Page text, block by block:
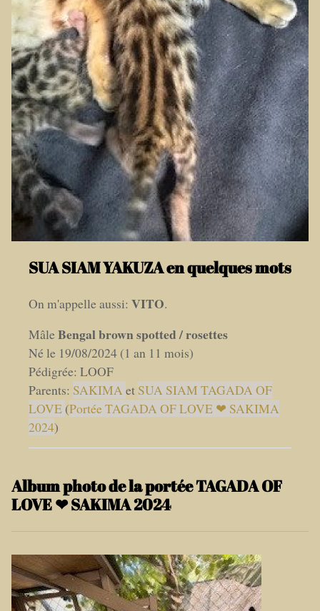
SUA SIAM YAKUZA en quelques mots
On m'appelle aussi: VITO.
MâleBengal brown spotted / rosettes
Né le 19/08/2024 (1 an 11 mois)
Pédigrée: LOOF
Parents: SAKIMA et SUA SIAM TAGADA OF
LOVE (Portée TAGADA OF LOVE ❤ SAKIMA
2024)
Album photo de la portée TAGADA OF
LOVE ❤ SAKIMA 2024